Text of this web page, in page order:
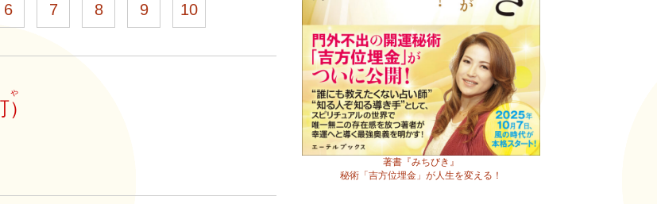
著書『みちびき』
秘術「吉方位埋金」が人生を変える！
6 7 8 9 10